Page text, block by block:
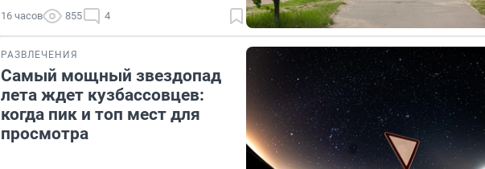
16 часов 855 4
РАЗВЛЕЧЕНИЯ
Самый мощный звездопад
лета ждет кузбассовцев:
когда пик и топ мест для
просмотра